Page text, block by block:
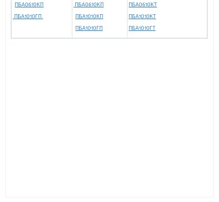
ПБА0610КП
ПБА1010ГП
ПБА0610КП
ПБА1010КП
ПБА1010ГП
ПБА0610КТ
ПБА1010КТ
ПБА1010ГТ